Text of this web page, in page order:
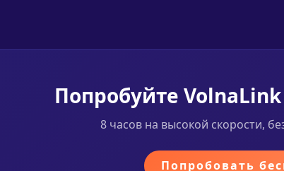
Попробуйте
8 часов на высокой скорости,
Попробовать